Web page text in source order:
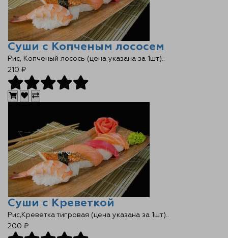
О нас
Отзывы
Телефоны
Войти
Наше приложение
ЗАГРУЗИТЕ НА
ЗАГРУЗИТЕ НА
Суши с Копченым лососем
Рис, Копченый лосось (цена указана за 1шт)..
210 ₽
Суши с Креветкой
Рис,Креветка тигровая (цена указана за 1шт)..
200 ₽